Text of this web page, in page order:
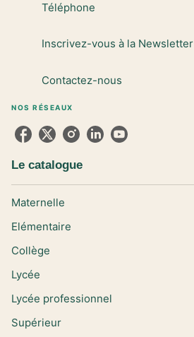
Téléphone
Inscrivez-vous à la Newsletter
Contactez-nous
NOS RÉSEAUX
Le catalogue
Maternelle
Elémentaire
Collège
Lycée
Lycée professionnel
Supérieur